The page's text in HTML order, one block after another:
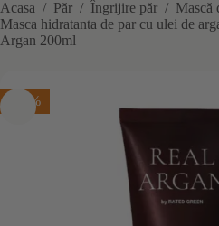
Acasa / Păr / Îngrijire păr / Mască
Masca hidratanta de par cu ulei de
Argan 200ml
-25%